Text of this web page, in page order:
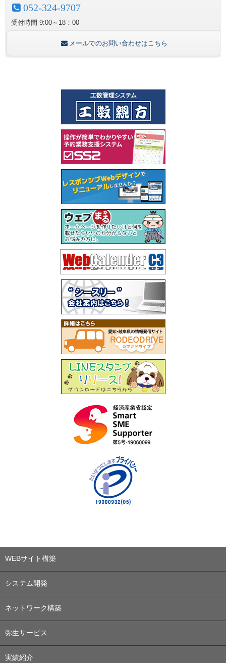
052-324-9707
受付時間 9:00～18：00
メールでのお問い合わせはこちら
WEBサイト構築
システム開発
ネットワーク構築
弥生サービス
実績紹介